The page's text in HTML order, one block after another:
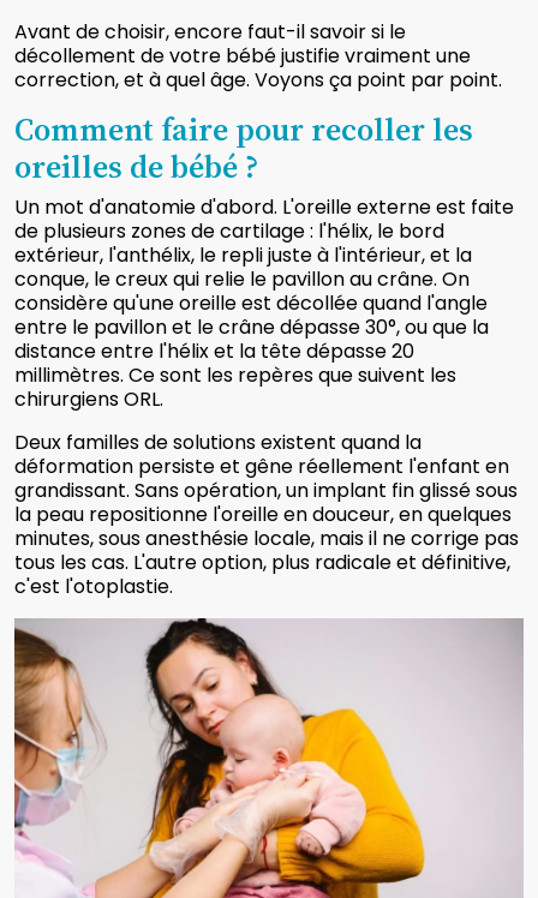
Avant de choisir, encore faut-il savoir si le
décollement de votre bébé justifie vraiment une
correction, et à quel âge. Voyons ça point par point.
Comment faire pour recoller les
oreilles de bébé ?
Un mot d'anatomie d'abord. L'oreille externe est faite
de plusieurs zones de cartilage : l'hélix, le bord
extérieur, l'anthélix, le repli juste à l'intérieur, et la
conque, le creux qui relie le pavillon au crâne. On
considère qu'une oreille est décollée quand l'angle
entre le pavillon et le crâne dépasse 30°, ou que la
distance entre l'hélix et la tête dépasse 20
millimètres. Ce sont les repères que suivent les
chirurgiens ORL.
Deux familles de solutions existent quand la
déformation persiste et gêne réellement l'enfant en
grandissant. Sans opération, un implant fin glissé sous
la peau repositionne l'oreille en douceur, en quelques
minutes, sous anesthésie locale, mais il ne corrige pas
tous les cas. L'autre option, plus radicale et définitive,
c'est l'otoplastie.